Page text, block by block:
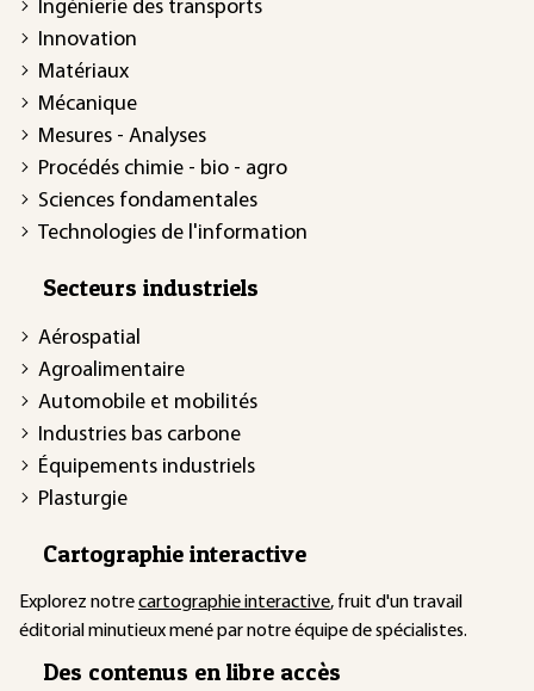
Ingénierie des transports
Innovation
Matériaux
Mécanique
Mesures - Analyses
Procédés chimie - bio - agro
Sciences fondamentales
Technologies de l'information
Secteurs industriels
Aérospatial
Agroalimentaire
Automobile et mobilités
Industries bas carbone
Équipements industriels
Plasturgie
Cartographie interactive
Explorez notrecartographie interactive, fruit d'un travail
éditorial minutieux mené par notre équipe de spécialistes.
Des contenus en libre accès